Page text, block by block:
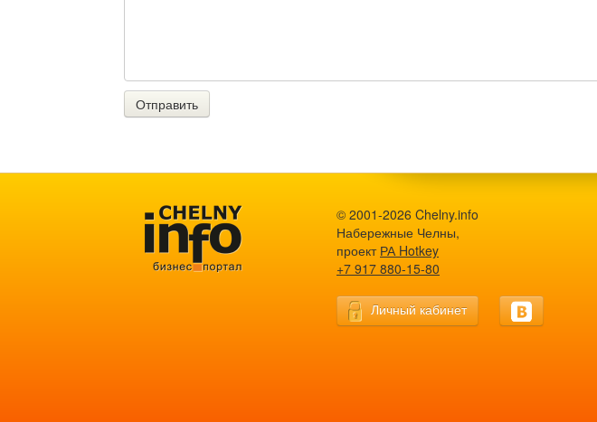
Отправить
© 2001-2026 Chelny.info
Набережные Челны,
проект РА Hotkey
+7 917 880-15-80
Личный кабинет